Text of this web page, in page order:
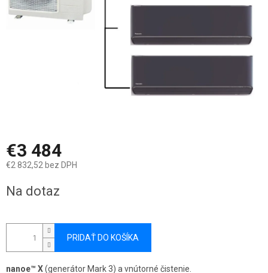
€3 484
€2 832,52 bez DPH
cena:
Na dotaz
PRIDAŤ DO KOŠÍKA
nanoe™ X(generátor Mark 3) a vnútorné čistenie.